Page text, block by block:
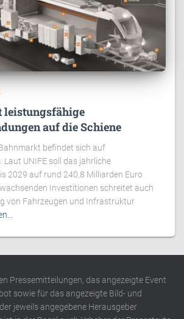
leistungsfähige
auf die Schiene
befindet sich auf
UNIFE soll das jährliche
2029 auf rund 240,8 Milliarden Euro
Investitionen schreitet auch
von Fahrzeugen und Infrastruktur
Pressemitteilungen, das angezeigte Event
sowie für das angezeigte Bild- und
jeweils angegebene Herausgeber